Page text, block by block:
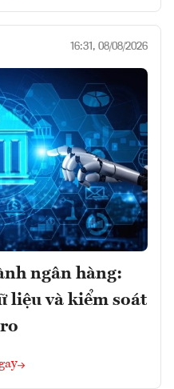
16:31, 08/08/2026
ngân hàng:
liệu và kiểm soát